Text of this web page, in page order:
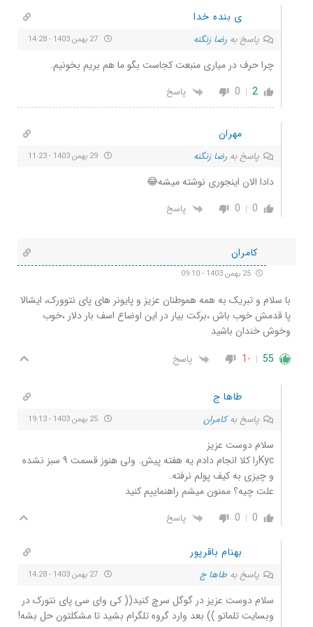
ی بنده خدا
پاسخ به رضا زنگنه
چرا حرف در میاری منبعت کجاست بگو ما هم بریم بخونیم.
2
0 پاسخ
مهران
پاسخ به رضا زنگنه
دادا الان اینجوری نوشته میشه😂
0
0 پاسخ
کامران
با سلام و تبریک به همه هموطنان عزیز و پایونر های پای نتوورک، ایشالا
پا قدمش خوب باش ،برکت بیار در این اوضاع اسف بار دلار ،خوب
وخوش خندان باشید
55
-1 پاسخ
طاها ج
پاسخ بهکامران
سلام دوست عزیز
Kycرا کلا انجام دادم یه هفته پیش. ولی هنوز قسمت ۹ سبز نشده
و چیزی به کیف پولم نرفته.
علت چیه؟ ممنون میشم راهنماییم کنید
0
0 پاسخ
بهنام باقرپور
پاسخ به طاها ج
سلام دوست عزیز در گوگل سرچ کنید(( کی وای سی پای نتورک در
وبسایت تلماتو )) بعد وارد گروه تلگرام بشید تا مشکلتون حل بشه!